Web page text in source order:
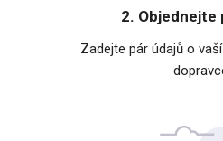
2. Objednejte
Zadejte pár údajů o